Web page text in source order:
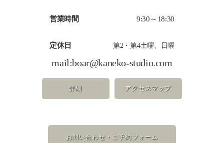
営業時間 9:30～18:30
定休日 第2・第4土曜、日曜
mail:boar@kaneko-studio.com
詳細 アクセスマップ
お問い合わせ・ご予約フォーム